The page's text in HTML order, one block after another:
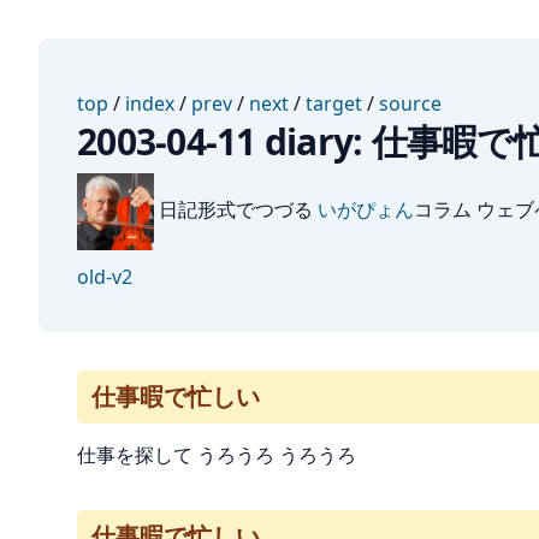
top / index/ prev/ next/target/source
2003-04-11 diary: 仕事暇で
日記形式でつづる いがぴょんコラム ウェブ
old-v2
仕事暇で忙しい
仕事を探して うろうろ うろうろ